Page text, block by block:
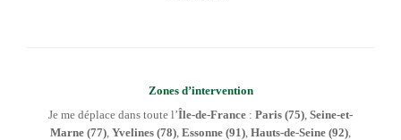
Zones d’intervention
Je me déplace dans toute l’Île-de-France : Paris (75) Seine-et-
Marne (77) Yvelines (78) Essonne (91) Hauts-de-Seine (92)